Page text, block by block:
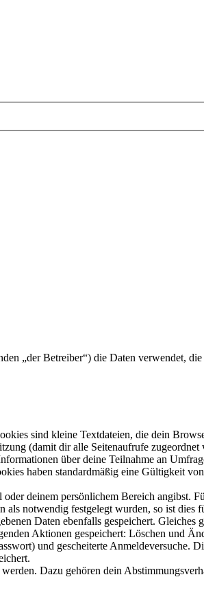
„der Betreiber“) die Daten verwendet,
sind kleine Textdateien, die dein
(damit dir alle Seitenaufrufe
über deine Teilnahme an
haben standardmäßig eine Gültigkeit
deinem persönlichem Bereich angibst.
notwendig festgelegt wurden, so ist dies
Daten ebenfalls gespeichert.
Aktionen gespeichert: Löschen und
und gescheiterte Anmeldeversuche.
Dazu gehören dein